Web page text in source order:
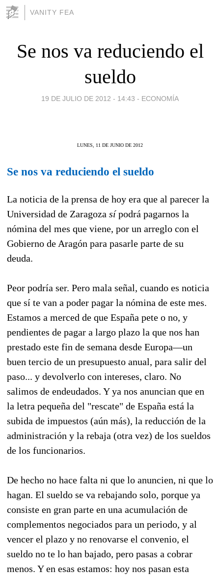
VANITY FEA
Se nos va reduciendo el
sueldo
19 DE JULIO DE 2012 - 14:43 - ECONOMÍA
LUNES, 11 DE JUNIO DE 2012
Se nos va reduciendo el sueldo
La noticia de la prensa de hoy era que al parecer la
Universidad de Zaragoza sípodrá pagarnos la
nómina del mes que viene, por un arreglo con el
Gobierno de Aragón para pasarle parte de su
deuda.
Peor podría ser. Pero mala señal, cuando es noticia
que sí te van a poder pagar la nómina de este mes.
Estamos a merced de que España pete o no, y
pendientes de pagar a largo plazo la que nos han
prestado este fin de semana desde Europa—un
buen tercio de un presupuesto anual, para salir del
paso... y devolverlo con intereses, claro. No
salimos de endeudados. Y ya nos anuncian que en
la letra pequeña del "rescate" de España está la
subida de impuestos (aún más), la reducción de la
administración y la rebaja (otra vez) de los sueldos
de los funcionarios.
De hecho no hace falta ni que lo anuncien, ni que lo
hagan. El sueldo se va rebajando solo, porque ya
consiste en gran parte en una acumulación de
complementos negociados para un periodo, y al
vencer el plazo y no renovarse el convenio, el
sueldo no te lo han bajado, pero pasas a cobrar
menos. Y en esas estamos: hoy nos pasan esta